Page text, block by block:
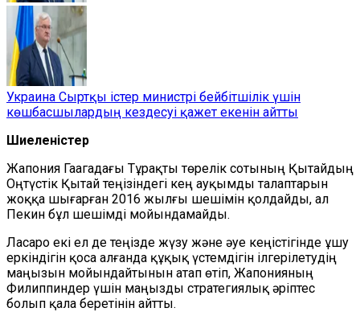
Украина Сыртқы істер министрі бейбітшілік үшін
көшбасшылардың кездесуі қажет екенін айтты
Шиеленістер
Жапония Гаагадағы Тұрақты төрелік сотының Қытайдың
Оңтүстік Қытай теңізіндегі кең ауқымды талаптарын
жоққа шығарған 2016 жылғы шешімін қолдайды, ал
Пекин бұл шешімді мойындамайды.
Ласаро екі ел де теңізде жүзу және әуе кеңістігінде ұшу
еркіндігін қоса алғанда құқық үстемдігін ілгерілетудің
маңызын мойындайтынын атап өтіп, Жапонияның
Филиппиндер үшін маңызды стратегиялық әріптес
болып қала беретінін айтты.